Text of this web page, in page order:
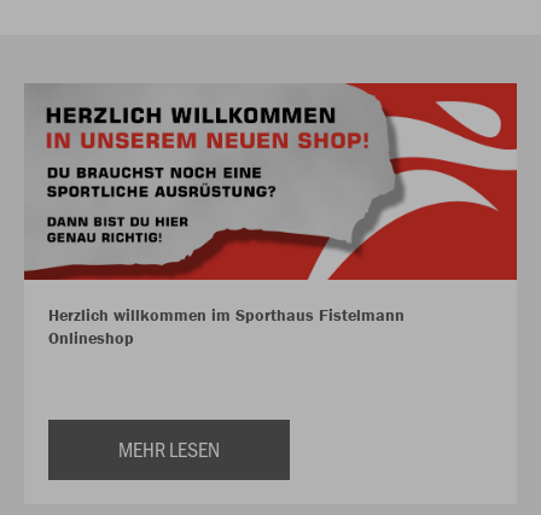
Herzlich willkommen im Sporthaus Fistelmann
Onlineshop
MEHR LESEN